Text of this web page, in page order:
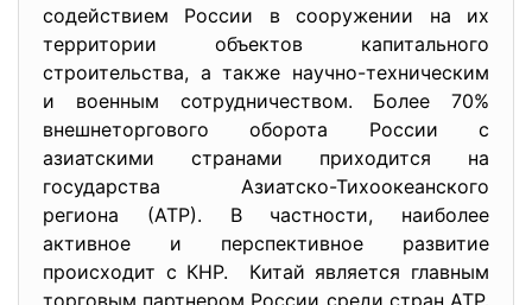
содействием России в сооружении на их
территории объектов капитального
строительства, а также научно-техническим
и военным сотрудничеством. Более 70%
внешнеторгового оборота России с
азиатскими странами приходится на
государства Азиатско-Тихоокеанского
региона (АТР). В частности, наиболее
активное и перспективное развитие
происходит с КНР. Китай является главным
торговым партнером России среди стран АТР.